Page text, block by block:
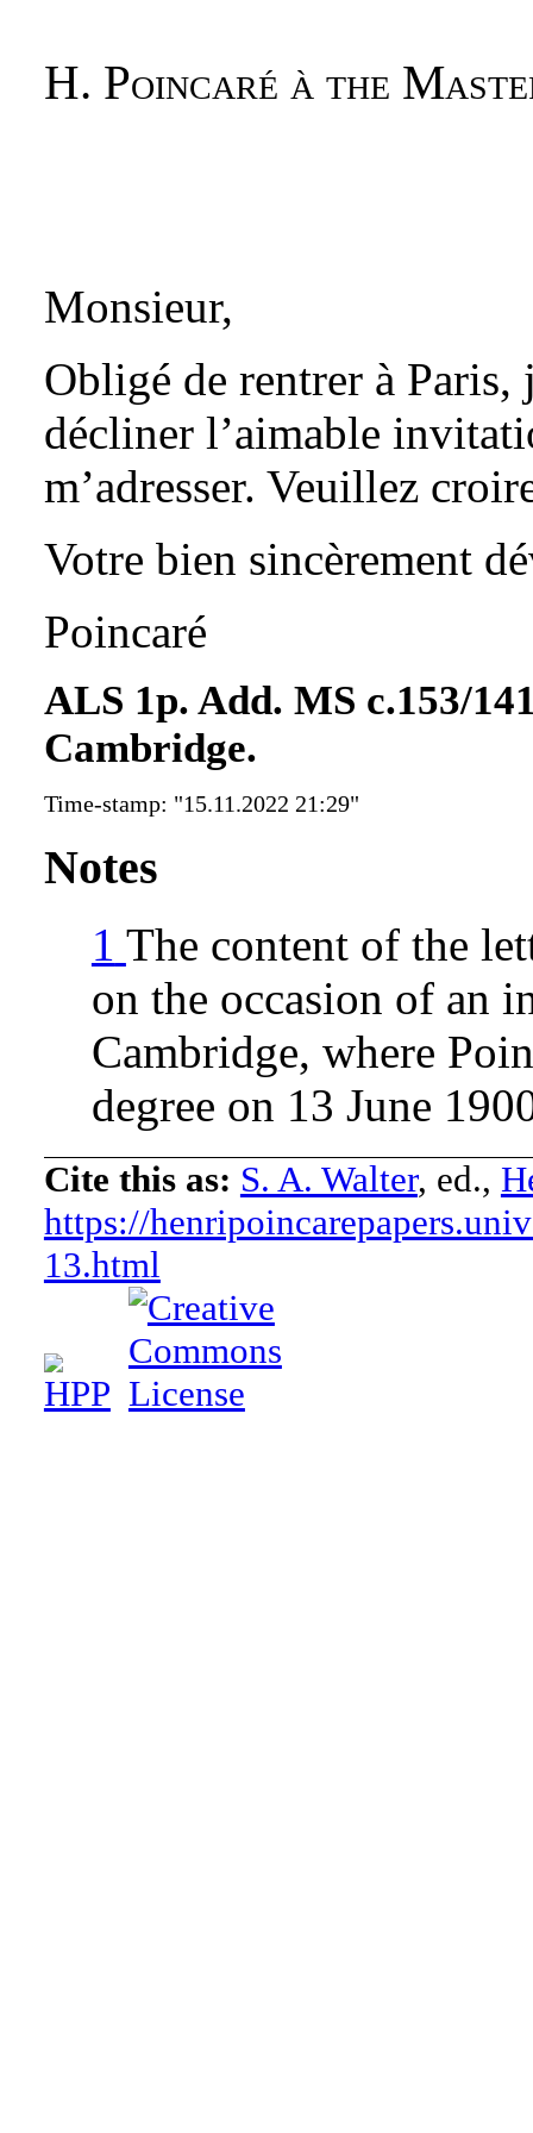
H. Poincaré à the
Monsieur,
Obligé de rentrer à Paris,
décliner l’aimable
m’adresser. Veuillez
Votre bien sincèrement
Poincaré
ALS 1p. Add. MS c.153/
Cambridge.
Time-stamp: "15.11.2022 21:29"
Notes
1 The content of the
on the occasion of an
Cambridge, where
degree on 13 June
Cite this as: S. A. Walter, ed.,
https://
13.html